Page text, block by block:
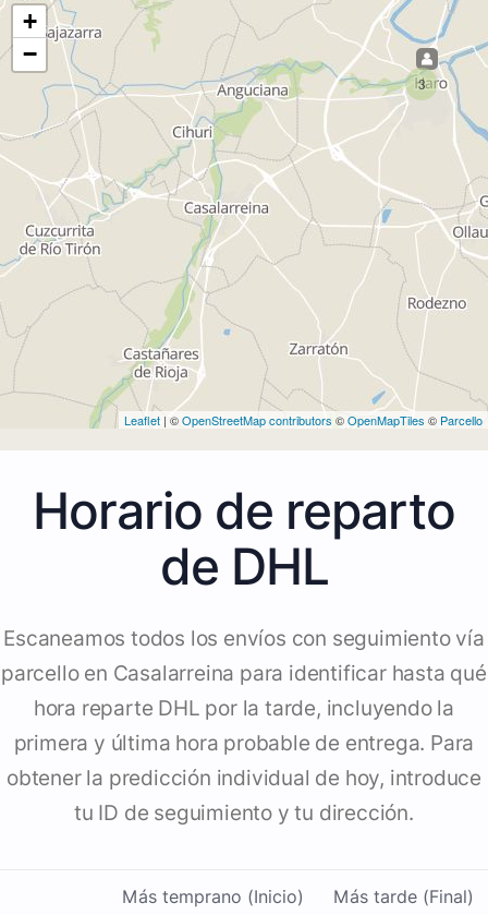
3
+
−
Leaflet | ©OpenStreetMap contributors ©OpenMapTiles © Parcello
Horario de reparto
de DHL
Escaneamos todos los envíos con seguimiento vía
parcello en Casalarreina para identificar hasta qué
hora reparte DHL por la tarde, incluyendo la
primera y última hora probable de entrega. Para
obtener la predicción individual de hoy, introduce
tu ID de seguimiento y tu dirección.
Más temprano (Inicio) Más tarde (Final)